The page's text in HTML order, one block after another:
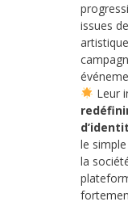
issues
Leur
le
la